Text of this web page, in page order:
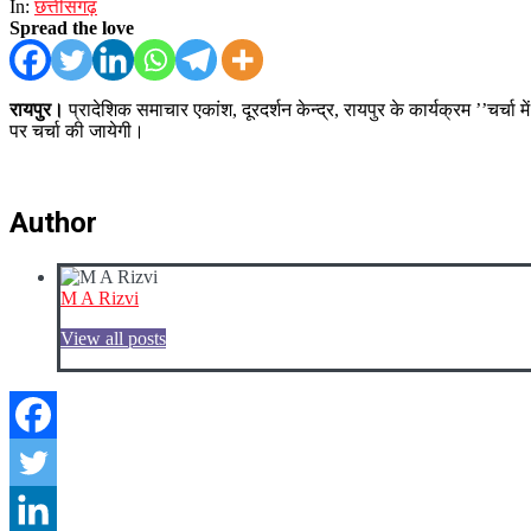
In: छत्तीसगढ़
Spread the love
रायपुर। प्रादेशिक समाचार एकांश, दूरदर्शन केन्द्र, रायपुर के कार्यक्रम
पर चर्चा की जायेगी।
Author
M A Rizvi
View all posts